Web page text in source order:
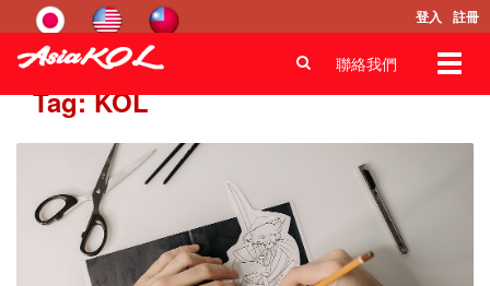
登入 註冊
聯絡我們
Tag: KOL